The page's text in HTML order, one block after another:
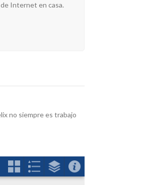
Internet en casa.
no siempre es trabajo